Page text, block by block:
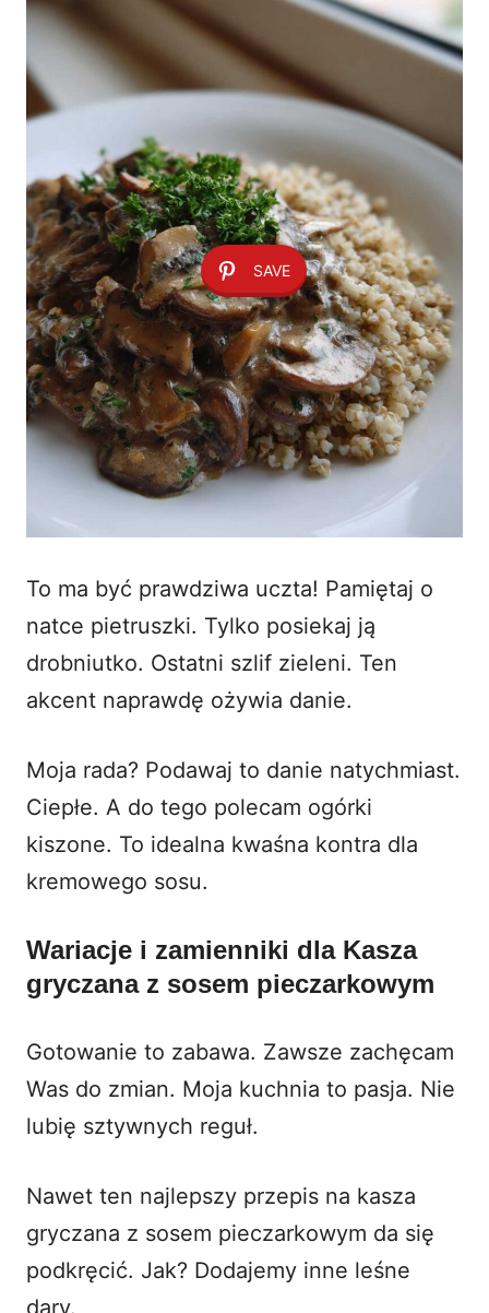
SAVE
To ma być prawdziwa uczta! Pamiętaj o
natce pietruszki. Tylko posiekaj ją
drobniutko. Ostatni szlif zieleni. Ten
akcent naprawdę ożywia danie.
Moja rada? Podawaj to danie natychmiast.
Ciepłe. A do tego polecam ogórki
kiszone. To idealna kwaśna kontra dla
kremowego sosu.
Wariacje i zamienniki dla Kasza
gryczana z sosem pieczarkowym
Gotowanie to zabawa. Zawsze zachęcam
Was do zmian. Moja kuchnia to pasja. Nie
lubię sztywnych reguł.
Nawet ten najlepszy przepis na kasza
gryczana z sosem pieczarkowym da się
podkręcić. Jak? Dodajemy inne leśne
dary.